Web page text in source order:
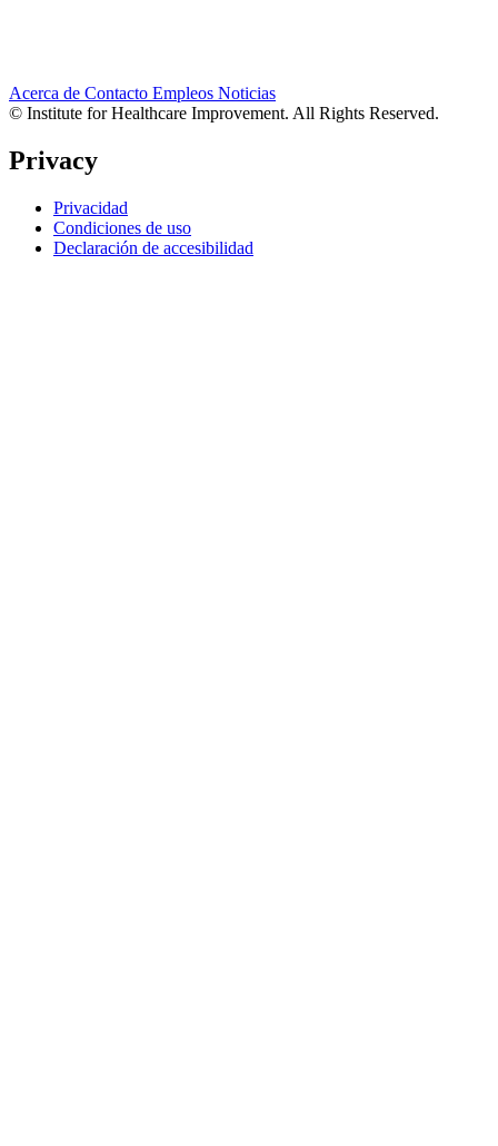
Acerca de Contacto Empleos Noticias
© Institute for Healthcare Improvement. All Rights Reserved.
Privacy
Privacidad
Condiciones de uso
Declaración de accesibilidad